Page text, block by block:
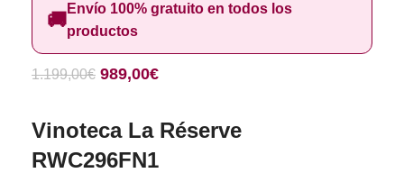
🚚Envío 100% gratuito en todos los
productos
1.199,00€ 989,00€
Vinoteca La Réserve
RWC296FN1